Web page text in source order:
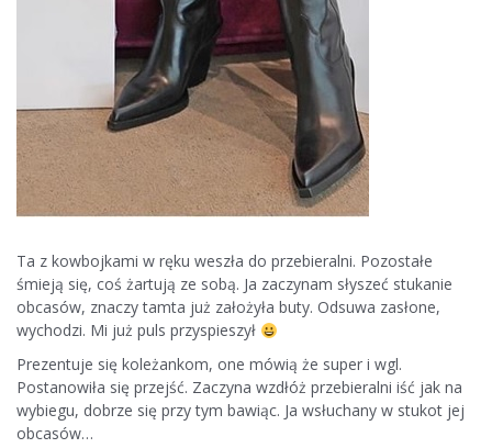
Ta z kowbojkami w ręku weszła do przebieralni. Pozostałe
śmieją się, coś żartują ze sobą. Ja zaczynam słyszeć stukanie
obcasów, znaczy tamta już założyła buty. Odsuwa zasłone,
wychodzi. Mi już puls przyspieszył
Prezentuje się koleżankom, one mówią że super i wgl.
Postanowiła się przejść. Zaczyna wzdłóż przebieralni iść jak na
wybiegu, dobrze się przy tym bawiąc. Ja wsłuchany w stukot jej
obcasów…